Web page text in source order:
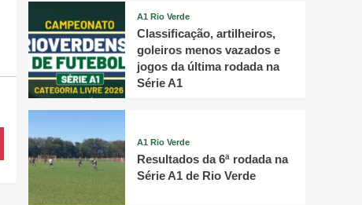
A1 Rio Verde
Classificação, artilheiros,
goleiros menos vazados e
jogos da última rodada na
Série A1
A1 Rio Verde
Resultados da 6ª rodada na
Série A1 de Rio Verde